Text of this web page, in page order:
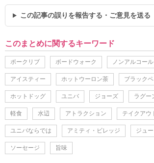
この記事の誤りを報告する・ご意見を送る
このまとめに関するキーワード
ポークリブ ボードウォーク ノンアルコー
アイスティー ホットウーロン茶 ブラック
ホットドッグ ユニバ ジョーズ ラグー
軽食 水辺 アトラクション テイクアウ
ユニバならでは アミティ・ビレッジ ジュ
ソーセージ 旨味